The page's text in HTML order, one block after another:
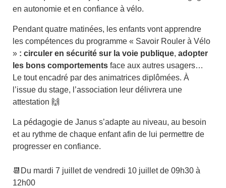
en autonomie et en confiance à vélo.
Pendant quatre matinées, les enfants vont apprendre
les compétences du programme « Savoir Rouler à Vélo
» : circuler en sécurité sur la voie publique, adopter
les bons comportements face aux autres usagers…
Le tout encadré par des animatrices diplômées. À
l’issue du stage, l’association leur délivrera une
attestation 🙌
La pédagogie de Janus s’adapte au niveau, au besoin
et au rythme de chaque enfant afin de lui permettre de
progresser en confiance.
📆Du mardi 7 juillet de vendredi 10 juillet de 09h30 à
12h00